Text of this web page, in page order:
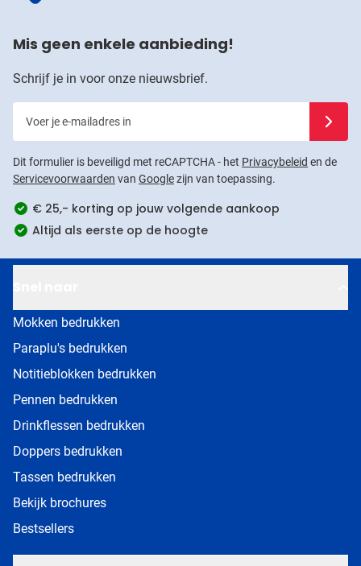
Mis geen enkele aanbieding!
Schrijf je in voor onze nieuwsbrief.
Dit formulier is beveiligd met reCAPTCHA - het Privacybeleid en de
Servicevoorwaarden van Googlezijn van toepassing.
€ 25,- korting op jouw volgende aankoop
Altijd als eerste op de hoogte
Mokken bedrukken
Paraplu's bedrukken
Notitieblokken bedrukken
Pennen bedrukken
Drinkflessen bedrukken
Doppers bedrukken
Tassen bedrukken
Bekijk brochures
Bestsellers